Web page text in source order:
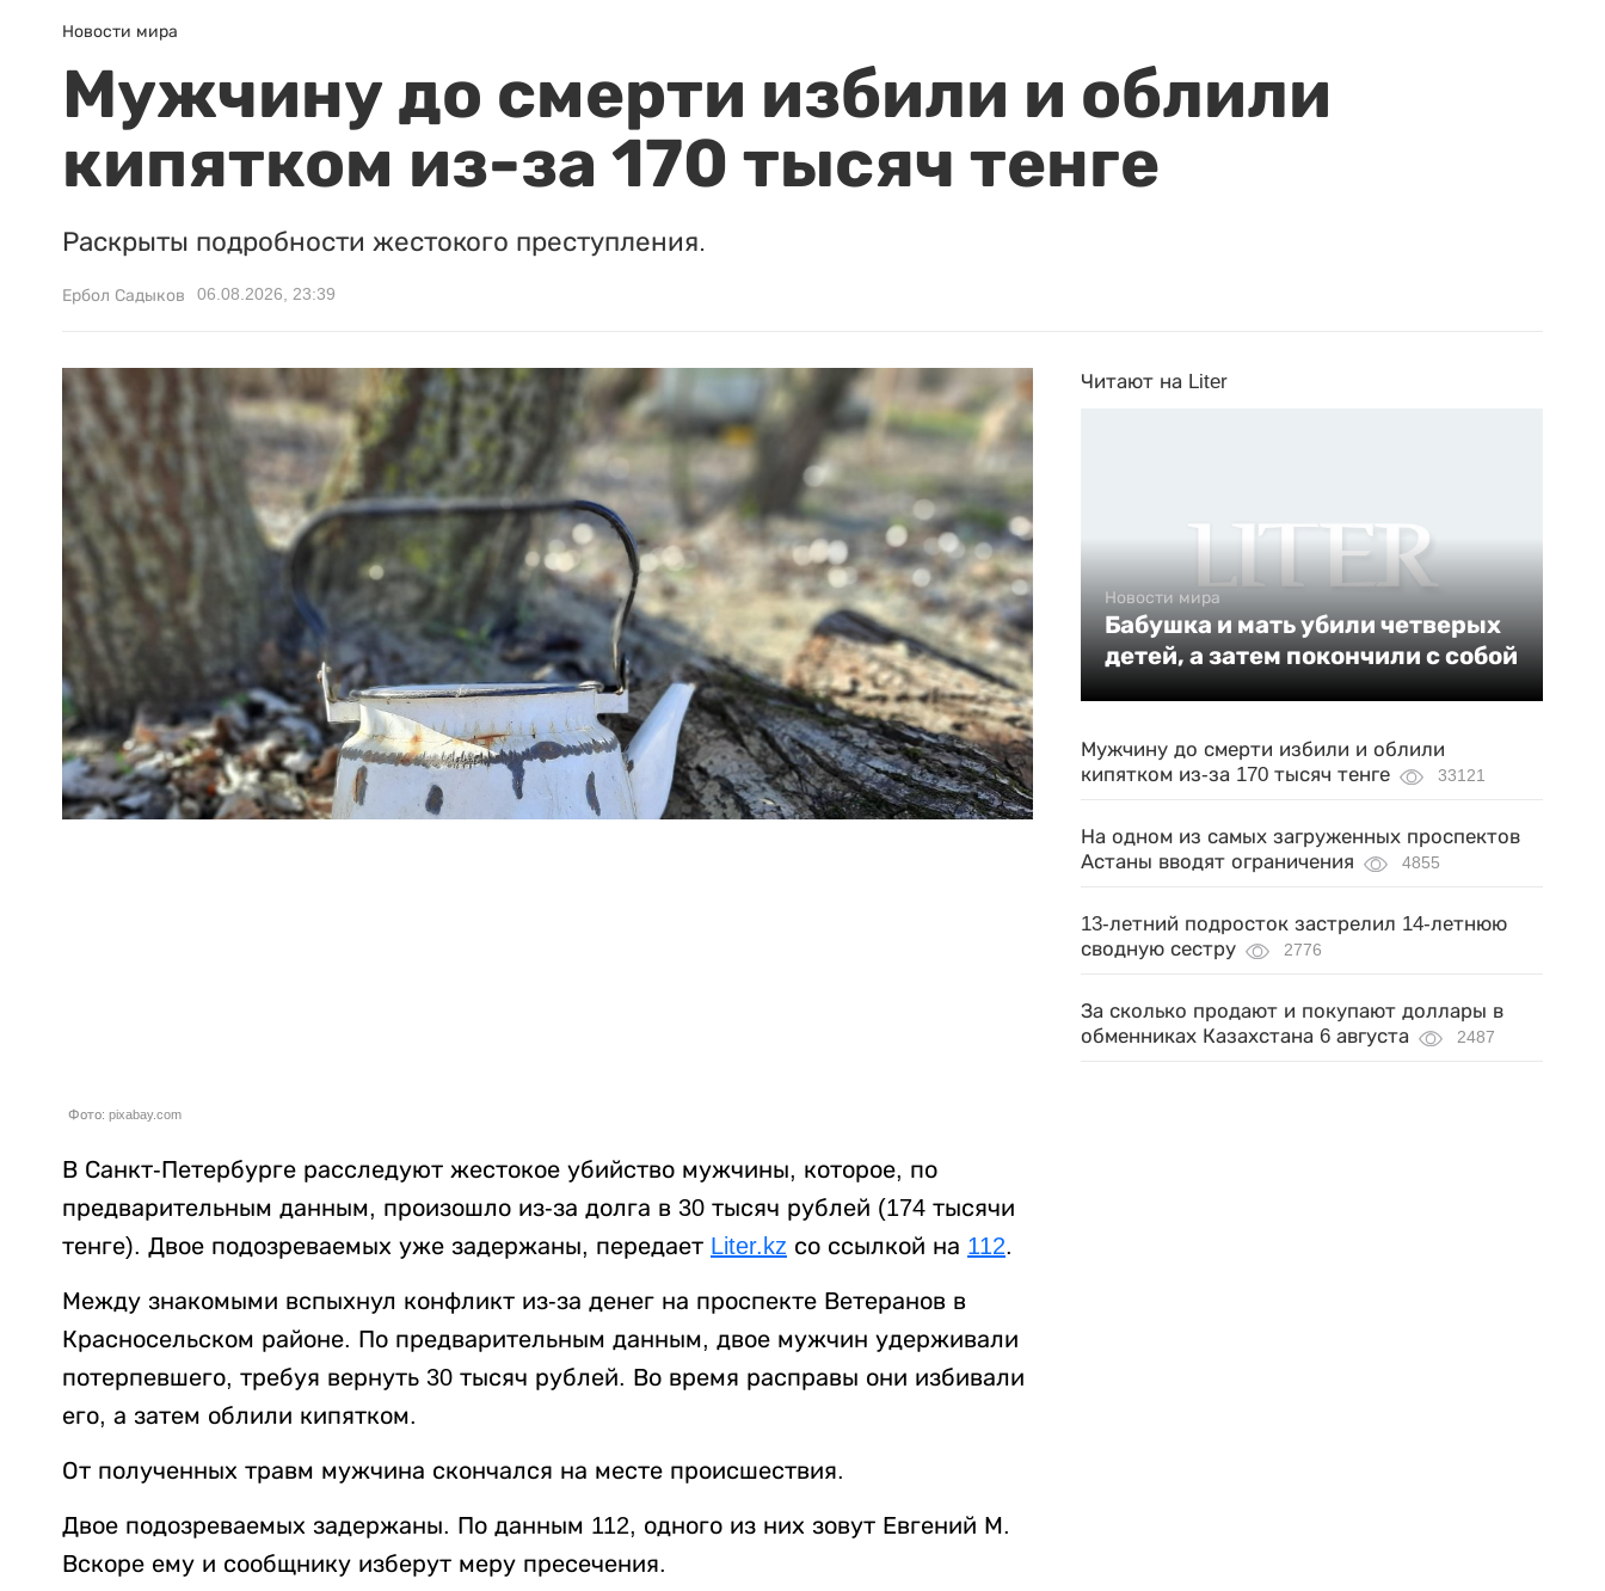
Новости мира
Мужчину до смерти избили и облили
кипятком из-за 170 тысяч тенге
Раскрыты подробности жестокого преступления.
Ербол Садыков 06.08.2026, 23:39
Фото: pixabay.com
В Санкт-Петербурге расследуют жестокое убийство мужчины, которое, по
предварительным данным, произошло из-за долга в 30 тысяч рублей (174 тысячи
тенге). Двое подозреваемых уже задержаны, передает Liter.kz со ссылкой на 112.
Между знакомыми вспыхнул конфликт из-за денег на проспекте Ветеранов в
Красносельском районе. По предварительным данным, двое мужчин удерживали
потерпевшего, требуя вернуть 30 тысяч рублей. Во время расправы они избивали
его, а затем облили кипятком.
От полученных травм мужчина скончался на месте происшествия.
Двое подозреваемых задержаны. По данным 112, одного из них зовут Евгений М.
Вскоре ему и сообщнику изберут меру пресечения.
Читают на Liter
Новости мира
Бабушка и мать убили четверых
детей, а затем покончили с собой
Мужчину до смерти избили и облили
кипятком из-за 170 тысяч тенге
33121
На одном из самых загруженных проспектов
Астаны вводят ограничения
4855
13-летний подросток застрелил 14-летнюю
сводную сестру
2776
За сколько продают и покупают доллары в
обменниках Казахстана 6 августа
2487